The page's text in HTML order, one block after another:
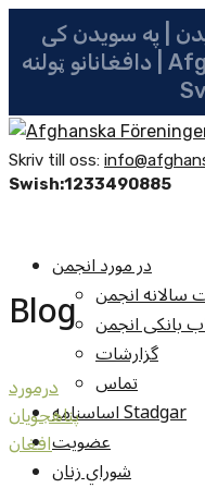
| په سویدن کی
دافغانانو ټولنه | Afghanska Föreningen i
Skriv till oss:
Swish:1233490885
در مورد انجمن
سالانه انجمن
گزارشات
تماس
اساسنامه Stadgar
عضویت
شوراي زنان
Blog
درمورد
پناهجويان
افغان